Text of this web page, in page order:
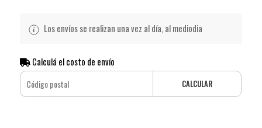
Los envíos se realizan una vez al día, al mediodia
Calculá el costo de envío
CALCULAR